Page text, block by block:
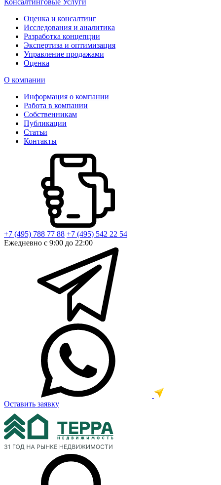
Консалтинговые Услуги
Оценка и консалтинг
Исследования и аналитика
Разработка концепции
Экспертиза и оптимизация
Управление продажами
Оценка
О компании
Информация о компании
Работа в компании
Собственникам
Публикации
Статьи
Контакты
+7 (495) 788 77 88 +7 (495) 542 22 54
Ежедневно с 9:00 до 22:00
Оставить заявку